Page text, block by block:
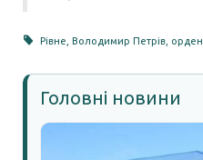
Рівне ,Володимир Петрів орден
Головні новини